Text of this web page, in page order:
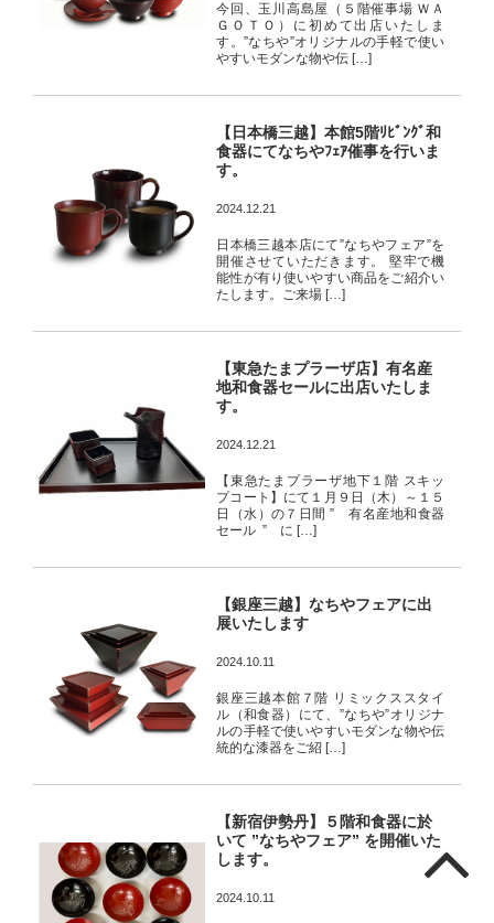
今回、玉川高島屋（５階催事場 ＷＡ
ＧＯＴＯ）に初めて出店いたしま
す。”なちや”オリジナルの手軽で使い
やすいモダンな物や伝 […]
【日本橋三越】本館5階ﾘﾋﾞﾝｸﾞ和
食器にてなちやﾌｪｱ催事を行いま
す。
2024.12.21
日本橋三越本店にて”なちやフェア”を
開催させていただきます。 堅牢で機
能性が有り使いやすい商品をご紹介い
たします。ご来場 […]
【東急たまプラーザ店】有名産
地和食器セールに出店いたしま
す。
2024.12.21
【東急たまプラーザ地下１階 スキッ
プコート】にて１月９日（木）～１５
日（水）の７日間 ” 有名産地和食器
セール ” に […]
【銀座三越】なちやフェアに出
展いたします
2024.10.11
銀座三越本館７階 リミックススタイ
ル（和食器）にて、”なちや”オリジナ
ルの手軽で使いやすいモダンな物や伝
統的な漆器をご紹 […]
【新宿伊勢丹】５階和食器に於
いて ”なちやフェア” を開催いた
します。
2024.10.11